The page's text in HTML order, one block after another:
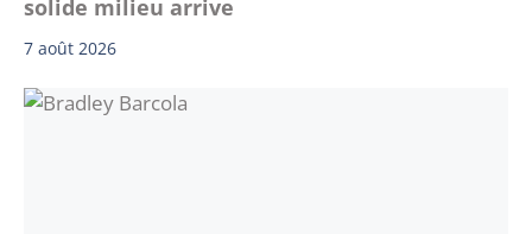
solide milieu arrive
7 août 2026